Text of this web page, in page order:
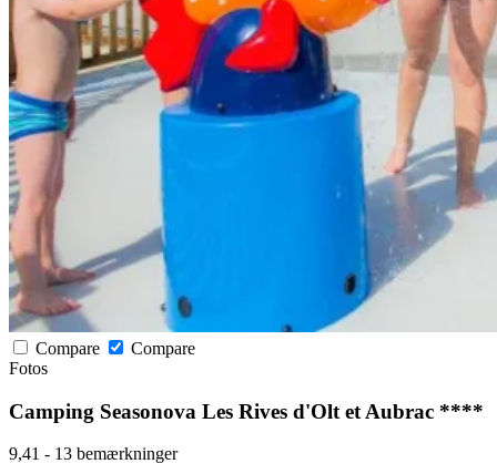
Compare
Compare
Fotos
Camping Seasonova Les Rives d'Olt et Aubrac ****
9,41 - 13 bemærkninger